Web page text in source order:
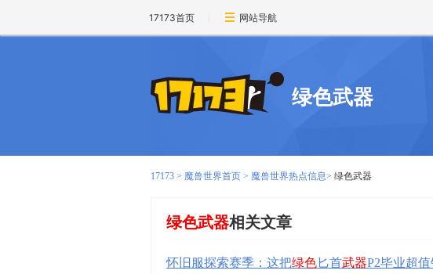
17173首页 网站导航
绿色武器
17173 > 魔兽世界首页 > 魔兽世界热点信息> 绿色武器
绿色武器相关文章
怀旧服探索赛季：这把绿色 匕首武器P2毕业超